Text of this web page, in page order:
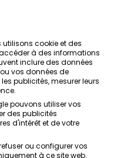
Politique de confidentialité
Conditions générales
Politique de sécurité
Contacts
cookie et des
à des informations
inclure des données
vos données de
publicités, mesurer leurs
pouvons utiliser vos
des publicités
d'intérêt et de votre
ou configurer vos
à ce site web.